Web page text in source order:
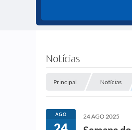
Notícias
Principal Notícias
AGO 24 AGO 2025